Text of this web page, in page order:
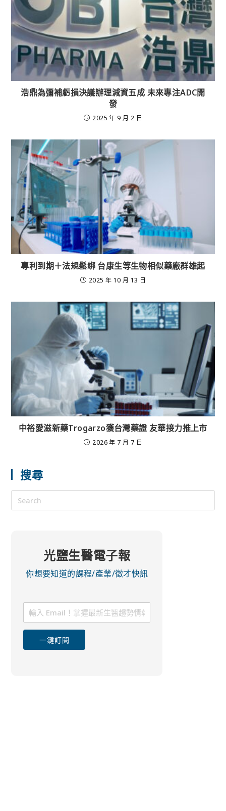
浩鼎為彌補虧損決議辦理減資五成 未來專注ADC開
發
2025 年 9 月 2 日
專利到期＋法規鬆綁 台康生等生物相似藥廠群雄起
2025 年 10 月 13 日
中裕愛滋新藥Trogarzo獲台灣藥證 友華接力推上市
2026 年 7 月 7 日
搜尋
光鹽生醫電子報
你想要知道的課程/產業/徵才快訊
一鍵訂閱